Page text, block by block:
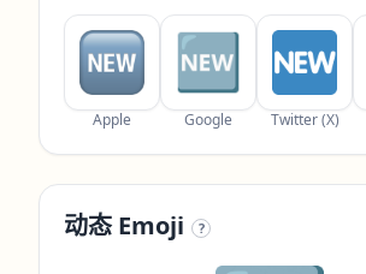
Apple Google Twitter (X)
动态 Emoji ?